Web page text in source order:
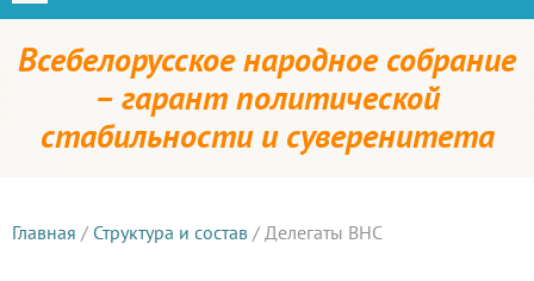
Всебелорусское народное собрание
– гарант политической
стабильности и суверенитета
Главная / Структура и состав / Делегаты ВНС